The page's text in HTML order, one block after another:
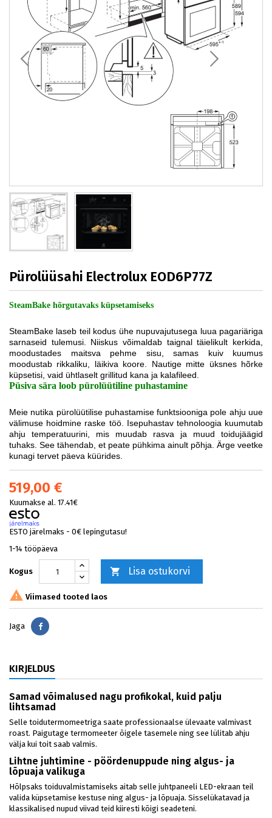
Pürolüüsahi Electrolux EOD6P77Z
SteamBake hõrgutavaks küpsetamiseks
SteamBake laseb teil kodus ühe nupuvajutusega luua pagariäriga
sarnaseid tulemusi. Niiskus võimaldab taignal täielikult kerkida,
moodustades maitsva pehme sisu, samas kuiv kuumus
moodustab rikkaliku, läikiva koore. Nautige mitte üksnes hõrke
küpsetisi, vaid ühtlaselt grillitud kana ja kalafileed.
Püsiva sära loob pürolüütiline puhastamine
Meie nutika pürolüütilise puhastamise funktsiooniga pole ahju uue
välimuse hoidmine raske töö. Isepuhastav tehnoloogia kuumutab
ahju temperatuurini, mis muudab rasva ja muud toidujäägid
tuhaks. See tähendab, et peate pühkima ainult põhja. Ärge veetke
kunagi tervet päeva küürides.
519,00 €
Kuumakse al. 17.41€
ESTO järelmaks - 0€ lepingutasu!
1-14 tööpäeva
Kogus  Lisa ostukorvi
 Viimased tooted laos
Jaga Jaga
KIRJELDUS
Samad võimalused nagu profikokal, kuid palju
lihtsamad
Selle toidutermomeetriga saate professionaalse ülevaate valmivast
roast. Paigutage termomeeter õigele tasemele ning see lülitab ahju
välja kui toit saab valmis.
Lihtne juhtimine - pöördenuppude ning algus- ja
lõpuaja valikuga
Hõlpsaks toiduvalmistamiseks aitab selle juhtpaneeli LED-ekraan teil
valida küpsetamise kestuse ning algus- ja lõpuaja. Sisselükatavad ja
klassikalised nupud viivad teid kiiresti kõigi seadeteni.